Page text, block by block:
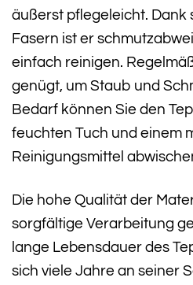
äußerst pflegeleicht. Dank
Fasern ist er
einfach reinigen.
genügt, um Staub und
Bedarf können Sie den
feuchten Tuch und einem
Reinigungsmittel
Die hohe Qualität der
sorgfältige Verarbeitung
lange Lebensdauer des
sich viele Jahre an seiner